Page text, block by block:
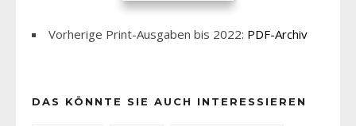
Vorherige Print-Ausgaben bis 2022: PDF-Archiv
DAS KÖNNTE SIE AUCH INTERESSIEREN